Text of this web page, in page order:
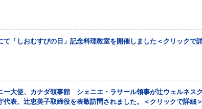
て「しおむすびの日」記念料理教室を開催しました＜クリックで
大使、カナダ領事館 シェニエ・ラサール領事が辻ウェルネス
表、辻恵美子取締役を表敬訪問されました。＜クリックで詳細